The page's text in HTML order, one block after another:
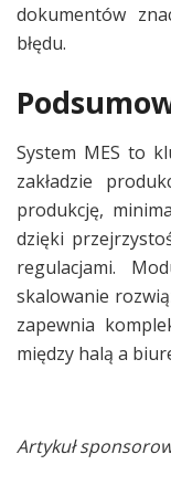
dokumentów
błędu.
System MES to
zakładzie
produkcję,
dzięki
regulacjami.
skalowanie
zapewnia
między halą a
Artykuł